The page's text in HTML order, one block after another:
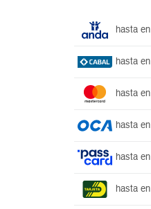
hasta en
hasta en
hasta en
hasta en
hasta en
hasta en